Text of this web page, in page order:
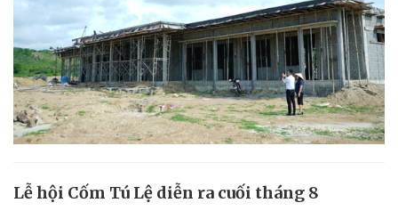
Lễ hội Cốm Tú Lệ diễn ra cuối tháng 8